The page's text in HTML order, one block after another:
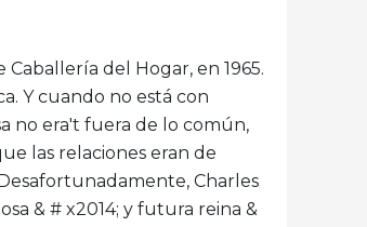
del Hogar, en 1965.
Y cuando no está con
no era't fuera de lo común,
las relaciones eran de
Charles
& # x2014; y futura reina &